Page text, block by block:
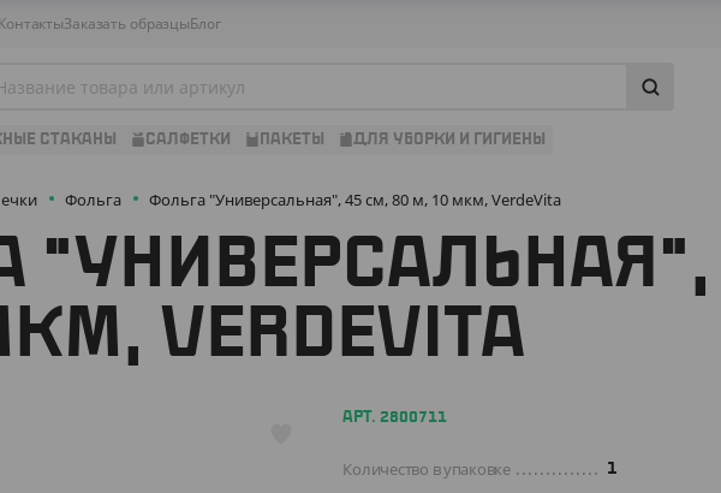
КонтактыЗаказать образцыБлог
СТАКАНЫ САЛФЕТКИ ПАКЕТЫ ДЛЯ УБОРКИ И ГИГИЕНЫ
Фольга Фольга "Универсальная", 45 см, 80 м, 10 мкм, VerdeVita
"УНИВЕРСАЛЬНАЯ",
VERDEVITA
АРТ. 2800711
Количество в упаковке 1